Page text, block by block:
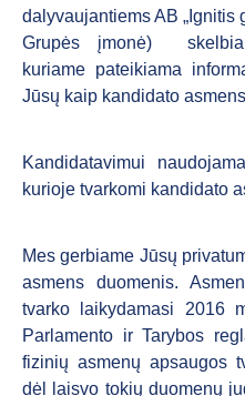
dalyvaujantiems AB „Ignitis
Grupės įmonė)
kuriame pateikiama
Jūsų kaip kandidato
Kandidatavimui
kurioje tvarkomi kandidato
Mes gerbiame Jūsų
asmens duomenis.
tvarko laikydamasi 2016
Parlamento ir Tarybos
fizinių asmenų apsaugos
dėl laisvo tokių duomenų